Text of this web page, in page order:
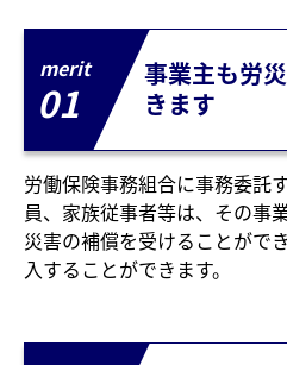
merit
01
事業主も労
きます
労働保険事務組合に事務委託
員、家族従事者等は、その事
災害の補償を受けることがで
入することができます。